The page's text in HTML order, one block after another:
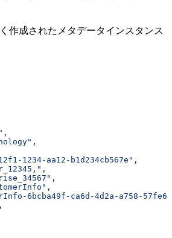
作成されたメタデータインスタンス
,
,
1234-aa12-b1d234cb567e" ,
,
,
,
6bcba49f-ca6d-4d2a-a758-
,